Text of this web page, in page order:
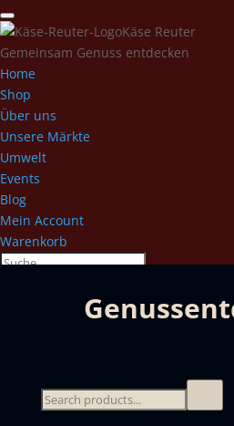
Käse Reuter
Gemeinsam Genuss entdecken
Home
Shop
Über uns
Unsere Märkte
Umwelt
Events
Blog
Mein Account
Warenkorb